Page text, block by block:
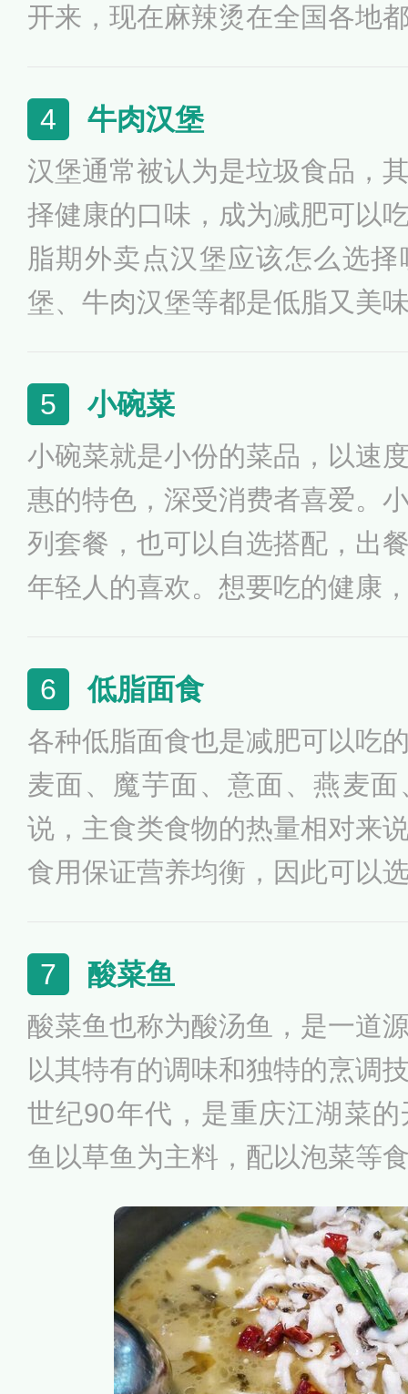
开来，现在麻辣烫在全国各地
也有所改良，比如重庆麻辣烫
融于汤中，油味很大，汤中味
辣烫大骨汤底，更加柔和的调
色的麻酱，别有味道；辽宁抚
基础上，又减去汤汁，衍生出
4 牛肉汉堡
汉堡通常被认为是垃圾食品，
择健康的口味，成为减肥可以
脂期外卖点汉堡应该怎么选
堡、牛肉汉堡等都是低脂又美
堡王的牛肉汉堡也可以选择，
工的牛肉汉堡。另外，汉堡不
5 小碗菜
小碗菜就是小份的菜品，以速
惠的特色，深受消费者喜爱。
列套餐，也可以自选搭配，出
年轻人的喜欢。想要吃的健康
而且吃不完也比较浪费，主打
合适。小碗菜菜品的售价也不
消费，都可以点上2-3份小碗
6 低脂面食
各种低脂面食也是减肥可以吃
麦面、魔芋面、意面、燕麦
说，主食类食物的热量相对来
食用保证营养均衡，因此可以
议生活中保持营养物质的摄入
食，还要搭配进食蔬菜、水果
的同时维持身体健康。
7 酸菜鱼
酸菜鱼也称为酸汤鱼，是一道
以其特有的调味和独特的烹调
世纪90年代，是重庆江湖菜
鱼以草鱼为主料，配以泡菜等
辣可口；鱼含丰富优质蛋白
质、矿物质等营养；酸菜中的
元素的吸收，还可以增加人的
史来源众说纷纭，至今也无法
方法现在也各有不同，但口味